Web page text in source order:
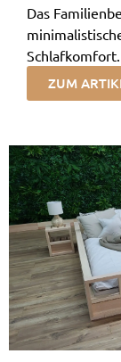
Das
ZUM